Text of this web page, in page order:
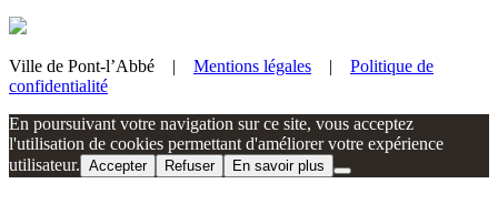
Ville de Pont-l’Abbé | Mentions légales | Politique de
confidentialité
En poursuivant votre navigation sur ce site, vous acceptez
l'utilisation de cookies permettant d'améliorer votre expérience
utilisateur. Accepter Refuser En savoir plus